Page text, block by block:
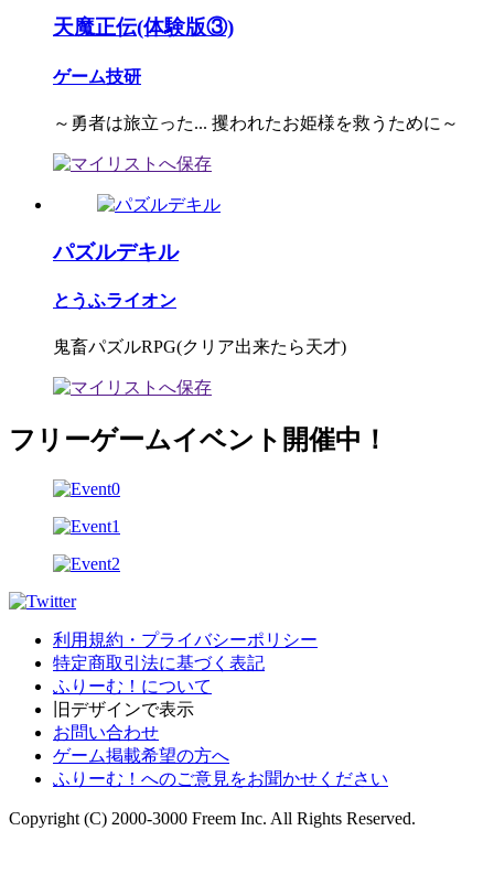
天魔正伝(体験版③)
ゲーム技研
～勇者は旅立った... 攫われたお姫様を救うために～
パズルデキル
とうふライオン
鬼畜パズルRPG(クリア出来たら天才)
フリーゲームイベント開催中！
利用規約・プライバシーポリシー
特定商取引法に基づく表記
ふりーむ！について
旧デザインで表示
お問い合わせ
ゲーム掲載希望の方へ
ふりーむ！へのご意見をお聞かせください
Copyright (C) 2000-3000 Freem Inc. All Rights Reserved.